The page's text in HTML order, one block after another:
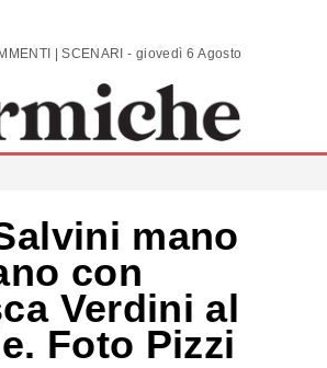
ANALISI | COMMENTI | SCENARI - giovedì 6 Agosto 2026
mano
con
Verdini al
Foto Pizzi